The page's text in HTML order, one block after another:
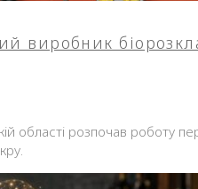
виробник
області розпочав роботу